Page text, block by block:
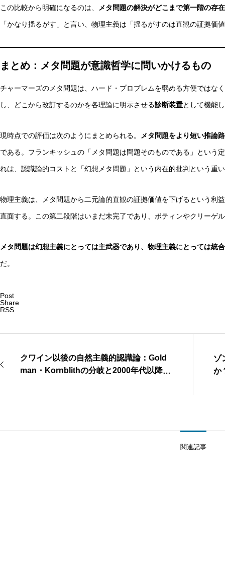
この比較から明確になるのは、 メタ問題の解決がどこまで第一階の存
「かなり揺るがす」と言い、物理主義は「揺るがすのは直観の証拠価
まとめ：メタ問題が意識哲学に問いかけるもの
チャーマーズのメタ問題は、ハード・プロブレムを弱める方便ではな
し、どこから改訂するのかを各理論に明示させる診断装置として機能
現時点での評価は次のようにまとめられる。 メタ問題をより短い推論
である。フランキッシュの「メタ問題は問題そのものである」という
れは、認識論的コストと「幻想メタ問題」という内在的批判という重
物理主義は、メタ問題から二元論的直観の証拠価値を下げるという利
直面する。この第二段階はいまだ未完了であり、ボティンやクリーゲ
メタ問題は幻想主義にとっては主武器であり、物理主義にとっては統
だ。
Post
Share
RSS
クワイン以後の自然主義的認識論：Gold
man・Kornblithの分岐と2000年代以降の
ゾ
か
関連記事